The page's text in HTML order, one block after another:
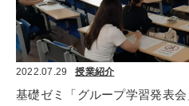
2022.07.29 授業紹介
基礎ゼミ「グループ学習発表会